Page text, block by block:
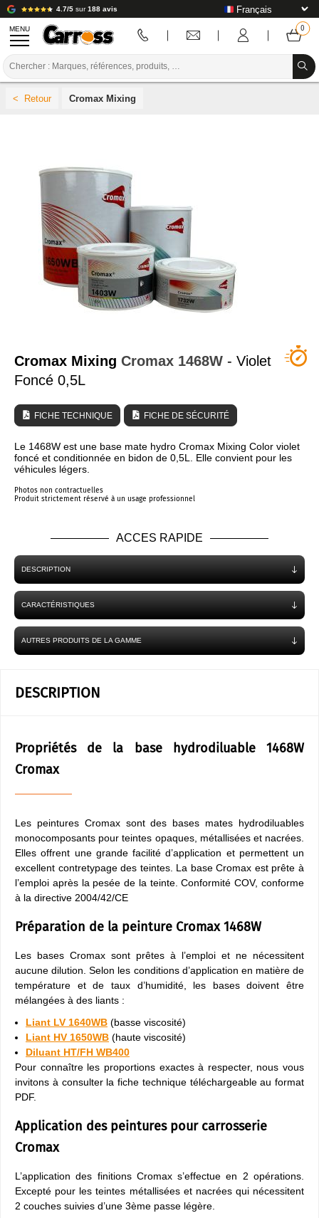
4.7/5 sur188 avis
MENU
PREPARATION / PEINTURE / FINITION
CONSOMMABLE CARROSSERIE
OUTILLAGE CARROSSERIE
ÉQUIPEMENT ATELIER CARROSSERIE
INSTALLATION LABO
TUTORIEL & CONSEILS
Cromax Mixing
Cromax Mixing Cromax 1468W - Violet
Foncé 0,5L
FICHE TECHNIQUE FICHE DE SÉCURITÉ
Le 1468W est une base mate hydro Cromax Mixing Color violet
foncé et conditionnée en bidon de 0,5L. Elle convient pour les
véhicules légers.
Photos non contractuelles
Produit strictement réservé à un usage professionnel
ACCES RAPIDE
DESCRIPTION
CARACTÉRISTIQUES
AUTRES PRODUITS DE LA GAMME
DESCRIPTION
Propriétés de la base hydrodiluable 1468W
Cromax
Les peintures Cromax sont des bases mates hydrodiluables
monocomposants pour teintes opaques, métallisées et nacrées.
Elles offrent une grande facilité d’application et permettent un
excellent contretypage des teintes. La base Cromax est prête à
l’emploi après la pesée de la teinte. Conformité COV, conforme
à la directive 2004/42/CE
Préparation de la peinture Cromax 1468W
Les bases Cromax sont prêtes à l’emploi et ne nécessitent
aucune dilution. Selon les conditions d’application en matière de
température et de taux d’humidité, les bases doivent être
mélangées à des liants :
Liant LV 1640WB (basse viscosité)
Liant HV 1650WB (haute viscosité)
Diluant HT/FH WB400
Pour connaître les proportions exactes à respecter, nous vous
invitons à consulter la fiche technique téléchargeable au format
PDF.
Application des peintures pour carrosserie
Cromax
L’application des finitions Cromax s’effectue en 2 opérations.
Excepté pour les teintes métallisées et nacrées qui nécessitent
2 couches suivies d’une 3ème passe légère.